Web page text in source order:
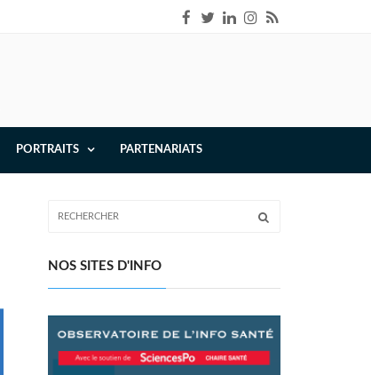
PORTRAITS PARTENARIATS
NOS SITES D'INFO